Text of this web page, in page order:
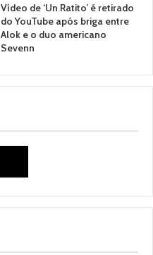
Vídeo de ‘Un Ratito’ é retirado
do YouTube após briga entre
Alok e o duo americano
Sevenn